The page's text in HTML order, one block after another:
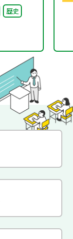
歴史